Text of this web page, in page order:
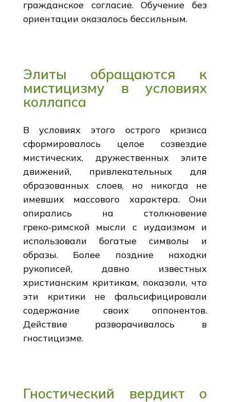
гражданское согласие. Обучение без
ориентации оказалось бессильным.
Элиты обращаются к
мистицизму в условиях
коллапса
В условиях этого острого кризиса
сформировалось целое созвездие
мистических, дружественных элите
движений, привлекательных для
образованных слоев, но никогда не
имевших массового характера. Они
опирались на столкновение
греко‑римской мысли с иудаизмом и
использовали богатые символы и
образы. Более поздние находки
рукописей, давно известных
христианским критикам, показали, что
эти критики не фальсифицировали
содержание своих оппонентов.
Действие разворачивалось в
гностицизме.
Гностический вердикт о